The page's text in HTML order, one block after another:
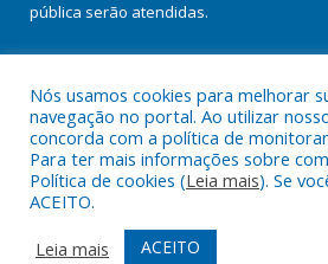
pública serão atendidas.
Todos os direitos reservados a
Mapa do Site
Acessar Área
Nós usamos cookies para melhorar
navegação no portal. Ao utilizar
concorda com a política de
Para ter mais informações sobre
Política de cookies (Leia mais). Se
ACEITO.
Leia mais
ACEITO